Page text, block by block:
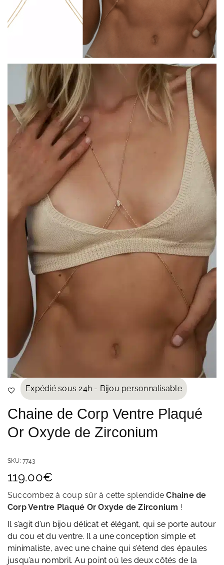
Expédié sous 24h - Bijou personnalisable
Chaine de Corp Ventre Plaqué
Or Oxyde de Zirconium
SKU:7743
119.00€
Succombez à coup sûr à cette splendideChaine de
Corp Ventre Plaqué Or Oxyde de Zirconium !
Il s’agit d’un bijou délicat et élégant, qui se porte autour
du cou et du ventre. Il a une conception simple et
minimaliste, avec une chaine qui s’étend des épaules
jusqu’au nombril. Au point où les deux côtés de la